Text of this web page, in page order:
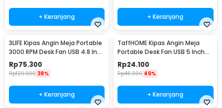
+ Keranjang + Keranjang
3LIFE Kipas Angin Meja Portable
3000 RPM Desk Fan USB 4.8 Inch
5W - 312
Rp75.300
Rp120.900 38%
+ Keranjang
TaffHOME Kipas Angin Meja
Portable Desk Fan USB 5 Inch
2.5W - YZ-007
Rp24.100
Rp46.900 49%
+ Keranjang